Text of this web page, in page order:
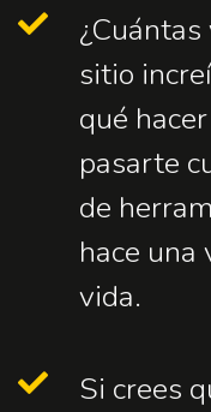
sitio
qué
pasarte
de
hace una
vida.
Si crees